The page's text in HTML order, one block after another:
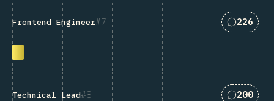
7
Frontend Engineer 匹配
226
8
Technical Lead 匹配
200